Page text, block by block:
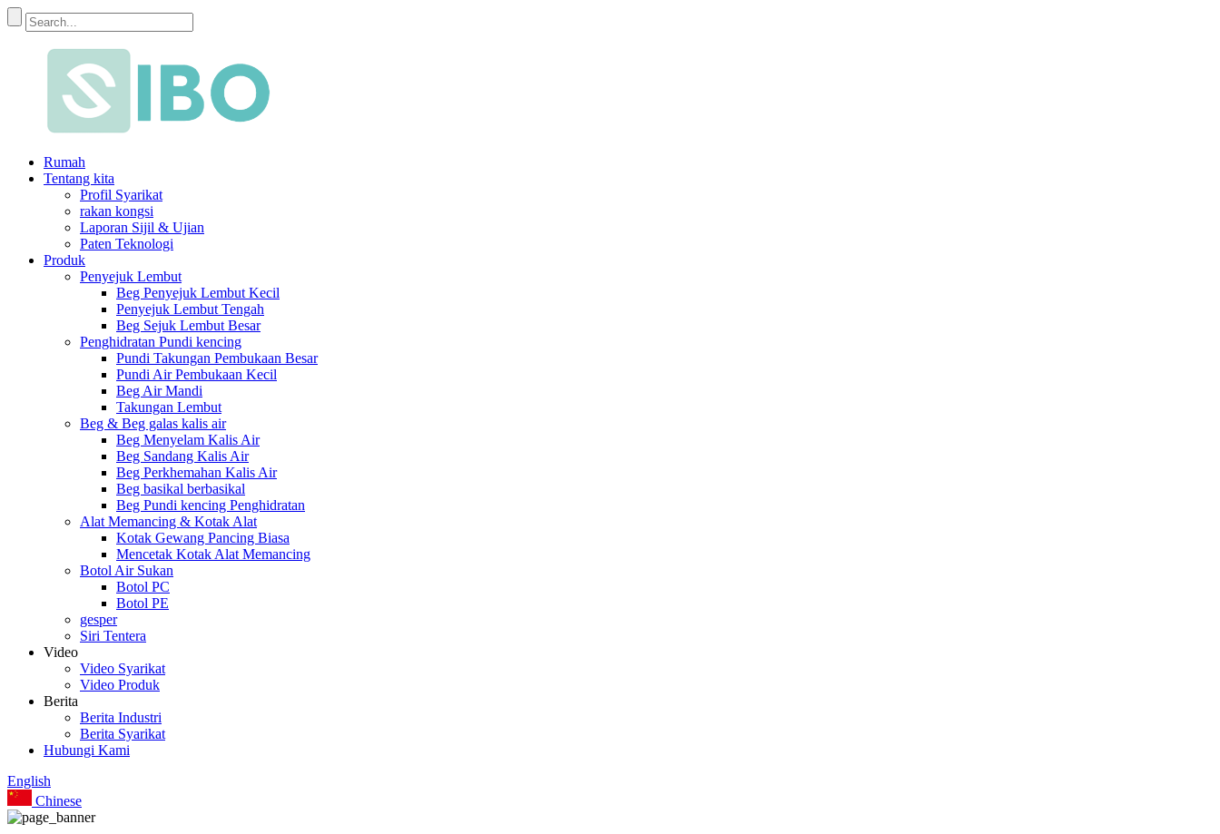
Rumah
Tentang kita
Profil Syarikat
rakan kongsi
Laporan Sijil & Ujian
Paten Teknologi
Produk
Penyejuk Lembut
Beg Penyejuk Lembut Kecil
Penyejuk Lembut Tengah
Beg Sejuk Lembut Besar
Penghidratan Pundi kencing
Pundi Takungan Pembukaan Besar
Pundi Air Pembukaan Kecil
Beg Air Mandi
Takungan Lembut
Beg & Beg galas kalis air
Beg Menyelam Kalis Air
Beg Sandang Kalis Air
Beg Perkhemahan Kalis Air
Beg basikal berbasikal
Beg Pundi kencing Penghidratan
Alat Memancing & Kotak Alat
Kotak Gewang Pancing Biasa
Mencetak Kotak Alat Memancing
Botol Air Sukan
Botol PC
Botol PE
gesper
Siri Tentera
Video
Video Syarikat
Video Produk
Berita
Berita Industri
Berita Syarikat
Hubungi Kami
English
Chinese